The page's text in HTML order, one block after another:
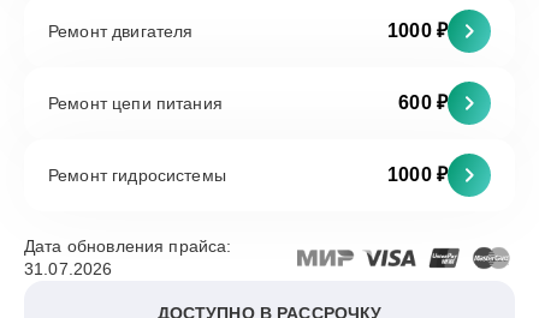
Ремонт двигателя 1000 ₽
Ремонт цепи питания 600 ₽
Ремонт гидросистемы 1000 ₽
Дата обновления прайса:
31.07.2026
ДОСТУПНО В РАССРОЧКУ